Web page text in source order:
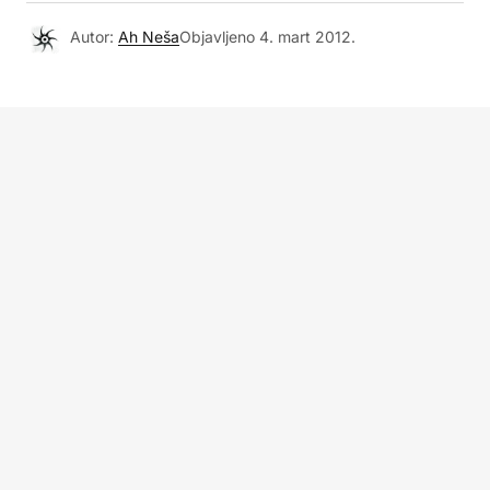
Autor: Ah NešaObjavljeno 4. mart 2012.